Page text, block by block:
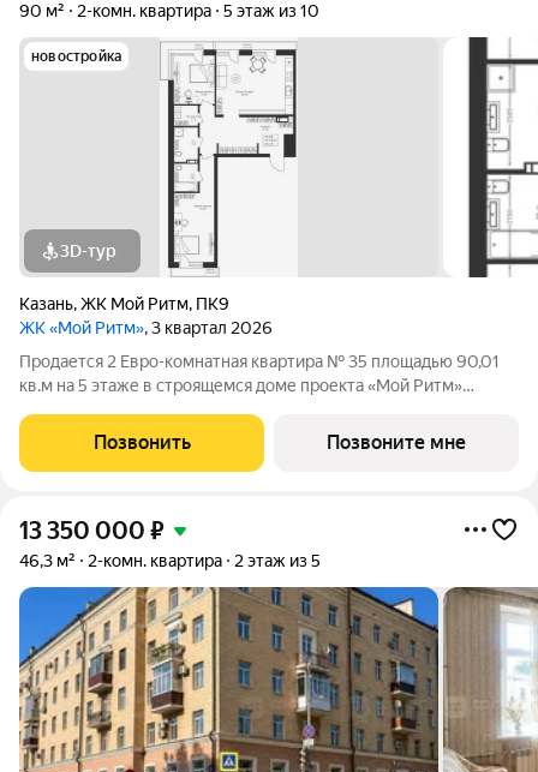
90 м²
2-комн. квартира 5 этаж из 10
новостройка
3D-тур
Казань,ЖК Мой Ритм, ПК9
ЖК «Мой Ритм», 3 квартал 2026
Продается 2 Евро-комнатная квартира № 35 площадью 90,01
кв.м на 5 этаже в строящемся доме проекта «Мой Ритм»
жилой комплекс в одном из лучших районов Казани, на
пересечении пр. Победы и ул. Сахарова,
Позвонить Позвоните мне
13 350 000 ₽
46,3 м² 2-комн. квартира 2 этаж из 5